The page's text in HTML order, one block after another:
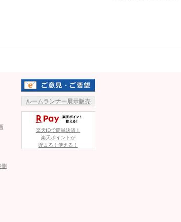
ーンも左ミドルな
で前に出るプラカイトーンに肘を合わせる瀧
ンのローキックに右ボディーストレートがカウ
側
ルームランナー展示販売
楽天IDで簡単決済！
楽天ポイントが
貯まる！使える！